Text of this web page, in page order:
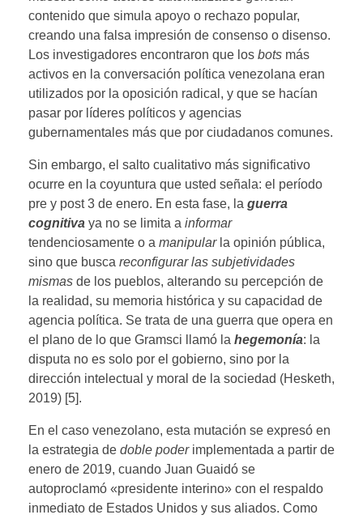
contenido que simula apoyo o rechazo popular,
creando una falsa impresión de consenso o disenso.
Los investigadores encontraron que los bots más
activos en la conversación política venezolana eran
utilizados por la oposición radical, y que se hacían
pasar por líderes políticos y agencias
gubernamentales más que por ciudadanos comunes.
Sin embargo, el salto cualitativo más significativo
ocurre en la coyuntura que usted señala: el período
pre y post 3 de enero. En esta fase, la guerra
cognitiva ya no se limita a informar
tendenciosamente o a manipularla opinión pública,
sino que busca reconfigurar las subjetividades
mismas de los pueblos, alterando su percepción de
la realidad, su memoria histórica y su capacidad de
agencia política. Se trata de una guerra que opera en
el plano de lo que Gramsci llamó la hegemonía: la
disputa no es solo por el gobierno, sino por la
dirección intelectual y moral de la sociedad (Hesketh,
2019) [5].
En el caso venezolano, esta mutación se expresó en
la estrategia de doble poderimplementada a partir de
enero de 2019, cuando Juan Guaidó se
autoproclamó «presidente interino» con el respaldo
inmediato de Estados Unidos y sus aliados. Como